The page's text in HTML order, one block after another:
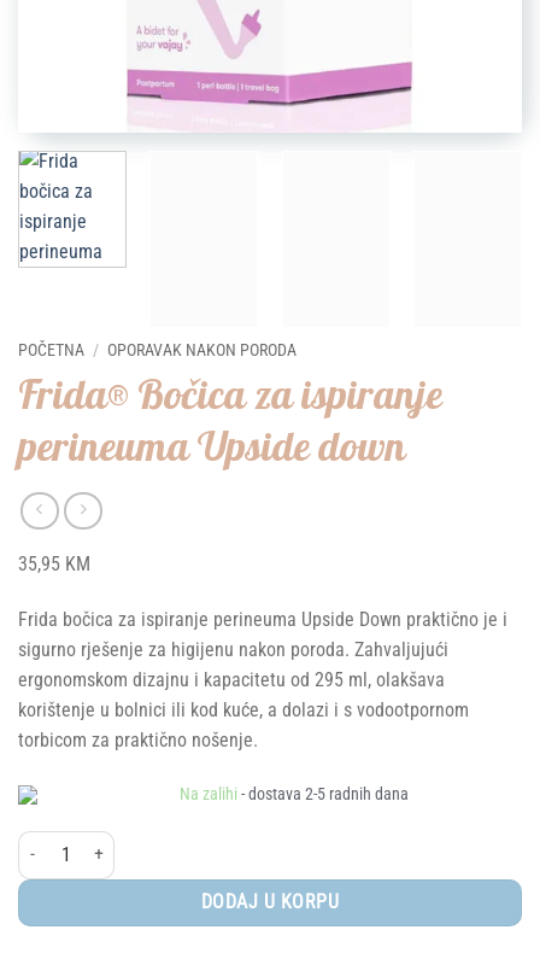
POČETNA / OPORAVAK NAKON PORODA
Frida® Bočica za ispiranje
perineuma Upside down
35,95 KM
Frida bočica za ispiranje perineuma Upside Down praktično je i
sigurno rješenje za higijenu nakon poroda. Zahvaljujući
ergonomskom dizajnu i kapacitetu od 295 ml, olakšava
korištenje u bolnici ili kod kuće, a dolazi i s vodootpornom
torbicom za praktično nošenje.
Na zalihi - dostava 2-5 radnih dana
Frida® Bočica za ispiranje perineuma Upside down količina
DODAJ U KORPU